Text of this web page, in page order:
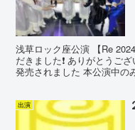
浅草ロック座公演 【Re
だきました❗️ ありがとうご
発売されました 本公演中の
出演